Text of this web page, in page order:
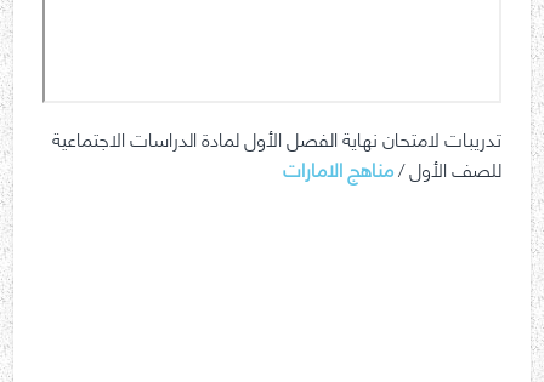
تدريبات لامتحان نهاية الفصل الأول لمادة الدراسات الاجتماعية
للصف الأول /مناهج الامارات